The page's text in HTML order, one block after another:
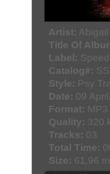
Artist:
Title Of
Label:
Catalog#:
Style: Psy
Date: 09
Format: MP3
Quality: 320
Tracks: 03
Total Time:
Size: 61,96